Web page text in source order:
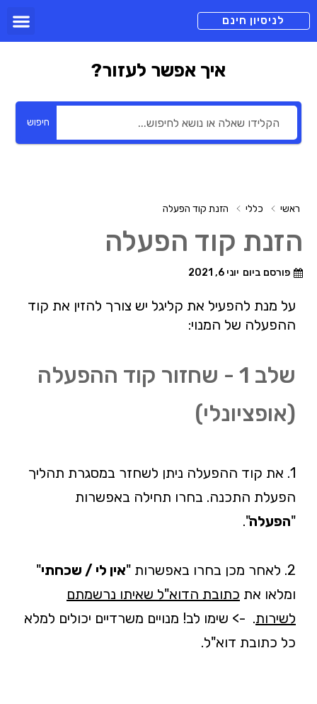
לניסיון חינם
איך אפשר לעזור?
חיפוש
ראשי כללי הזנת קוד הפעלה
הזנת קוד הפעלה
פורסם ביום יוני 6, 2021
על מנת להפעיל את קליגל יש צורך להזין את קוד
ההפעלה של המנוי:
שלב 1 - שחזור קוד ההפעלה
(אופציונלי)
1. את קוד ההפעלה ניתן לשחזר במסגרת תהליך
הפעלת התכנה. בחרו תחילה באפשרות
"הפעלה".
2. לאחר מכן בחרו באפשרות " אין לי / שכחתי"
ומלאו את כתובת הדוא"ל שאיתו נרשמתם
לשירות. -> שימו לב! מנויים משרדיים יכולים למלא
כל כתובת דוא"ל.